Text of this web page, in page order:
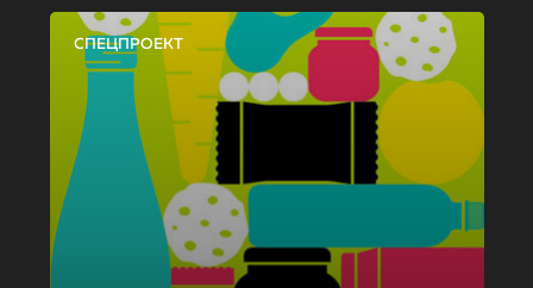
СПЕЦПРОЕКТ